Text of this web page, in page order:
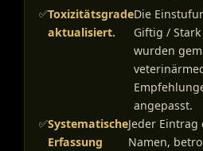
Toxizitätsgrade
aktualisiert.
Die
Giftig /
wurden
angepasst.
Systematische
Erfassung
Jeder
Namen,